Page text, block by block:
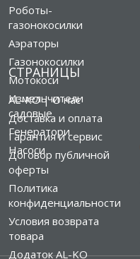
Роботы-
газонокосилки
Аэраторы
Газонокосилки
Мотокоси
Измельчители
садовые
Генератори
Насоси
СТРАНИЦЫ
AL-KO | О нас
Доставка и оплата
Гарантия и сервис
Договор публичной
оферты
Политика
конфиденциальности
Условия возврата
товара
Додаток AL-KO